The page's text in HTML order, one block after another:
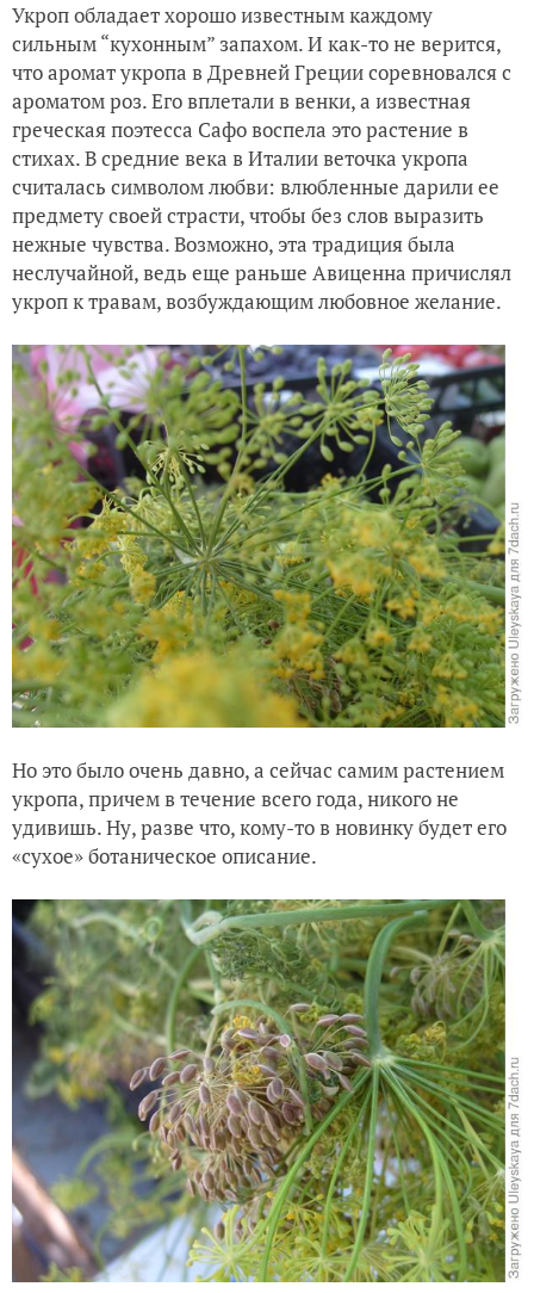
Цветочная плитка ЛОК "Айвазовское"
Карликовые канны для контейнеров
Укроп обладает хорошо известным каждому
сильным “кухонным” запахом. И как-то не верится,
что аромат укропа в Древней Греции соревновался с
ароматом роз. Его вплетали в венки, а известная
греческая поэтесса Сафо воспела это растение в
стихах. В средние века в Италии веточка укропа
считалась символом любви: влюбленные дарили ее
предмету своей страсти, чтобы без слов выразить
нежные чувства. Возможно, эта традиция была
неслучайной, ведь еще раньше Авиценна причислял
укроп к травам, возбуждающим любовное желание.
Но это было очень давно, а сейчас самим растением
укропа, причем в течение всего года, никого не
удивишь. Ну, разве что, кому-то в новинку будет его
«сухое» ботаническое описание.